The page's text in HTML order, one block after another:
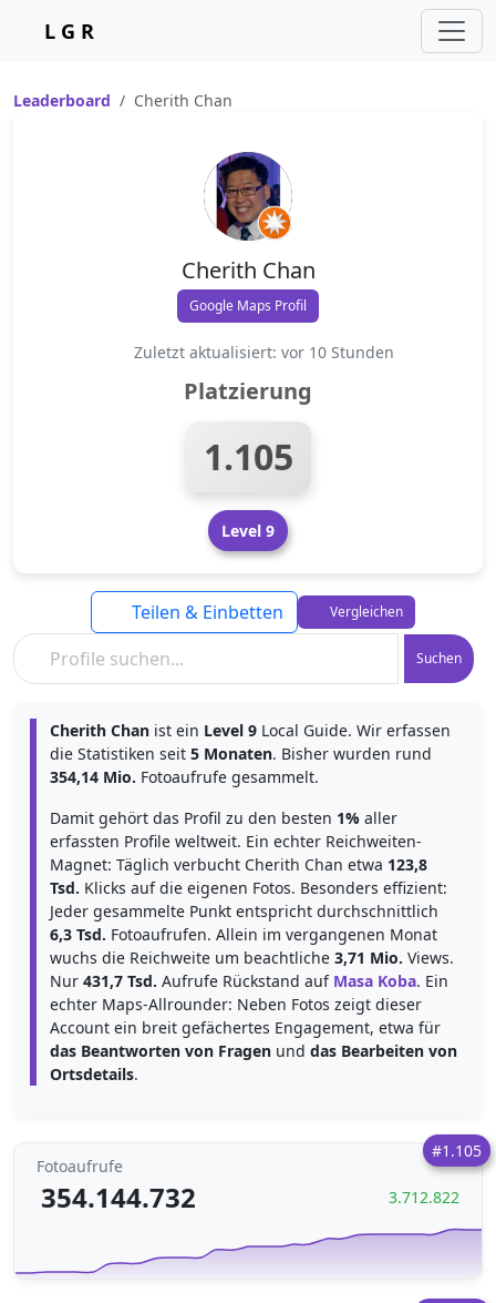
L G R
Leaderboard Cherith Chan
Cherith Chan
Google Maps Profil
Zuletzt aktualisiert: vor 10 Stunden
Platzierung
1.105
Level 9
Suchen
Teilen & Einbetten Vergleichen
Cherith Chan ist ein Level 9 Local Guide. Wir erfassen
die Statistiken seit 5 Monaten. Bisher wurden rund
354,14 Mio. Fotoaufrufe gesammelt.
Damit gehört das Profil zu den besten 1% aller
erfassten Profile weltweit. Ein echter Reichweiten-
Magnet: Täglich verbucht Cherith Chan etwa 123,8
Tsd. Klicks auf die eigenen Fotos. Besonders effizient:
Jeder gesammelte Punkt entspricht durchschnittlich
6,3 Tsd. Fotoaufrufen. Allein im vergangenen Monat
wuchs die Reichweite um beachtliche 3,71 Mio. Views.
Nur 431,7 Tsd. Aufrufe Rückstand auf Masa Koba. Ein
echter Maps-Allrounder: Neben Fotos zeigt dieser
Account ein breit gefächertes Engagement, etwa für
das Beantworten von Fragen und das Bearbeiten von
Ortsdetails.
#1.105
Fotoaufrufe
354.144.732 3.712.822